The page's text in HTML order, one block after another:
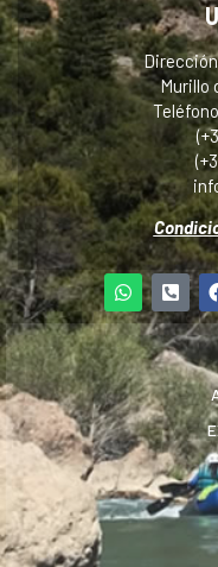
Murillo